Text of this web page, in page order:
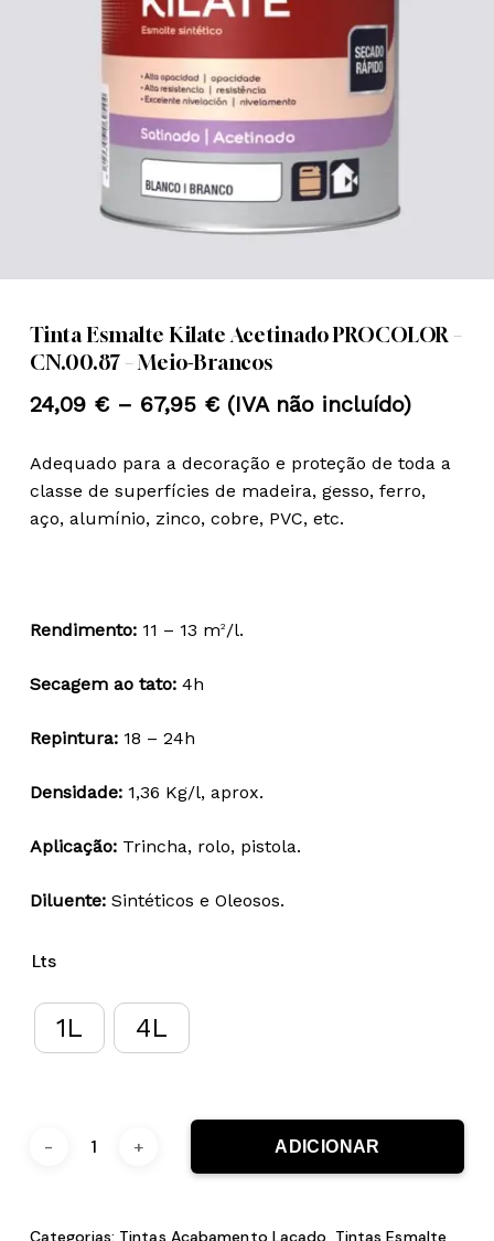
Tinta Esmalte Kilate Acetinado PROCOLOR –
CN.00.87 – Meio-Brancos
24,09 € – 67,95 €Price
24,09 €
through
67,95 €
(IVA não incluído)
Adequado para a decoração e proteção de toda a
classe de superfícies de madeira, gesso, ferro,
aço, alumínio, zinco, cobre, PVC, etc.
Rendimento:11 – 13 m2 /l.
Secagem ao tato:4h
Repintura:18 – 24h
Densidade:1,36 Kg/l, aprox.
Aplicação:Trincha, rolo, pistola.
Diluente:Sintéticos e Oleosos.
Lts
1L 4L
ADICIONAR
Categorias: Tintas Acabamento Lacado, Tintas Esmalte,
Nome*
Email
próxima vez que eu comentar.